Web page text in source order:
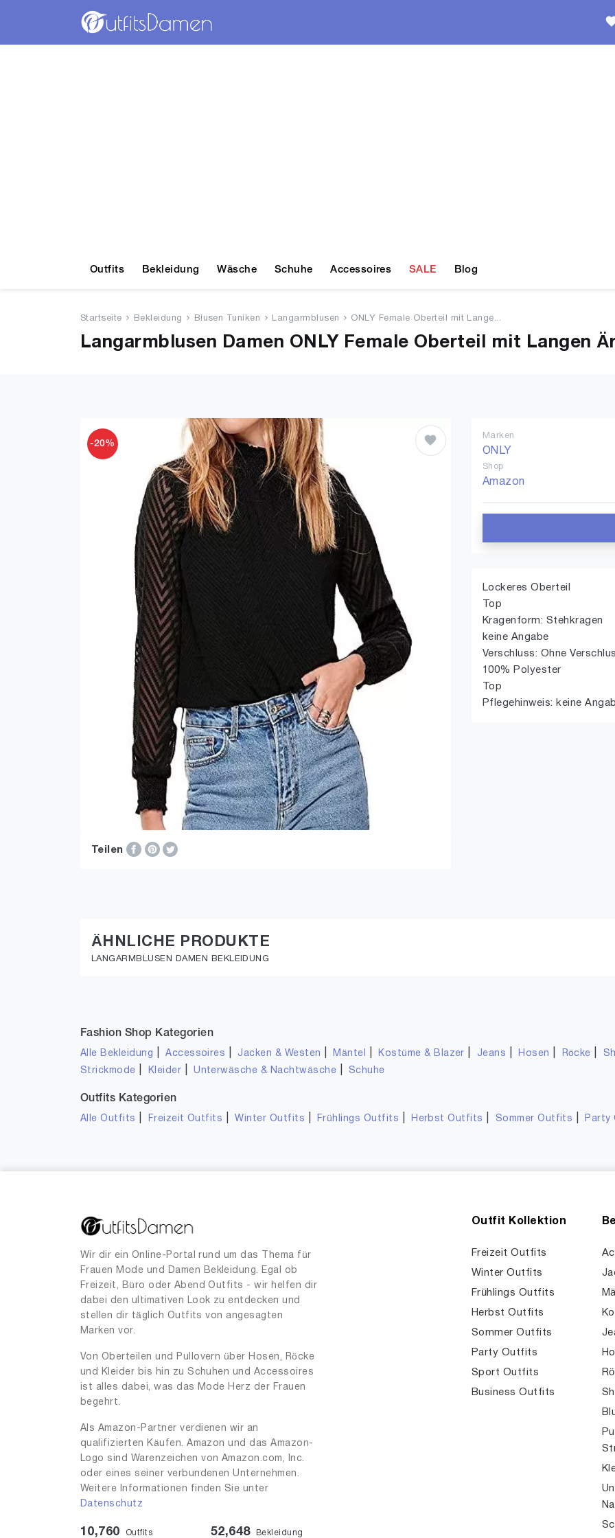
Outfits Bekleidung Wäsche Schuhe Accessoires SALE Blog
Startseite Bekleidung Blusen Tuniken Langarmblusen ONLY Female Oberteil mit Lange...
Langarmblusen Damen ONLY Female Oberteil mit Langen
-20%
Teilen
Marken
ONLY
Shop
Amazon
Lockeres Oberteil
Top
Kragenform: Stehkragen
keine Angabe
Verschluss: Ohne
100% Polyester
Top
Pflegehinweis: keine
ÄHNLICHE PRODUKTE
LANGARMBLUSEN DAMEN BEKLEIDUNG
Fashion Shop Kategorien
Alle Bekleidung |Accessoires Jacken & Westen Mäntel Kostüme & Blazer Jeans Hosen Röcke
Strickmode
Kleider |Unterwäsche & Nachtwäsche Schuhe
Outfits Kategorien
Alle Outfits Freizeit Outfits |Winter Outfits Frühlings Outfits Herbst Outfits Sommer Outfits Party
Wir dir ein Online-Portal rund um das Thema für
Frauen Mode und Damen Bekleidung. Egal ob
Freizeit, Büro oder Abend Outfits - wir helfen dir
dabei den ultimativen Look zu entdecken und
stellen dir täglich Outfits von angesagten
Marken vor.
Von Oberteilen und Pullovern über Hosen, Röcke
und Kleider bis hin zu Schuhen und Accessoires
ist alles dabei, was das Mode Herz der Frauen
begehrt.
Als Amazon-Partner verdienen wir an
qualifizierten Käufen. Amazon und das Amazon-
Logo sind Warenzeichen von Amazon.com, Inc.
oder eines seiner verbundenen Unternehmen.
Weitere Informationen finden Sie unter
Datenschutz
10,760 Outfits 52,648 Bekleidung
Outfit Kollektion
Freizeit Outfits
Winter Outfits
Frühlings Outfits
Herbst Outfits
Sommer Outfits
Party Outfits
Sport Outfits
Business Outfits